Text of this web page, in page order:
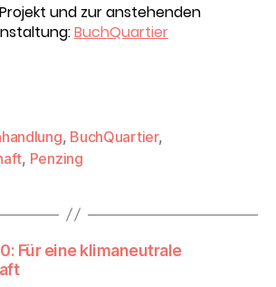
und zur anstehenden
BuchQuartier
, BuchQuartier,
, Penzing
Für eine klimaneutrale